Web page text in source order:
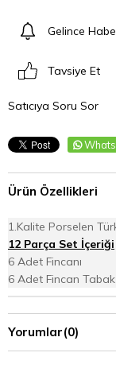
Gelince
Tavsiye Et
Satıcıya Soru Sor
Ürün Özellikleri
1.Kalite Porselen
12 Parça Set İçeriği
6 Adet Fincanı
6 Adet Fincan Tabak
Yorumlar(0)